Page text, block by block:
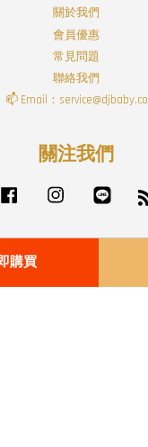
購買
關於我們
會員優惠
常見問題
聯絡我們
📫 Email：service@djbaby.co
關注我們
Facebook Instagram